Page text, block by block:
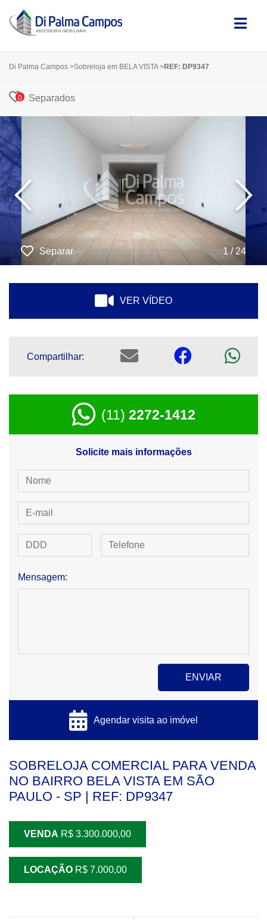
Di Palma Campos >Sobreloja em BELA VISTA >REF: DP9347
0 Separados
‹ ›
Separar 1 / 24
VER VÍDEO
Compartilhar:
(11) 2272-1412
Solicite mais informações
Mensagem:
Agendar visita ao imóvel
SOBRELOJA COMERCIAL PARA VENDA
NO BAIRRO BELA VISTA EM SÃO
PAULO - SP | REF: DP9347
VENDA R$ 3.300.000,00
LOCAÇÃO R$ 7.000,00